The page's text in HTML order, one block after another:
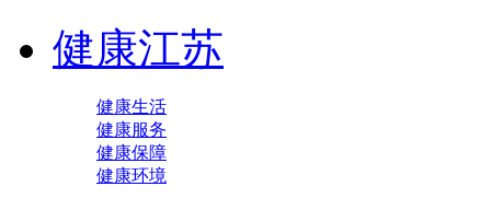
健康江苏
健康生活
健康服务
健康保障
健康环境